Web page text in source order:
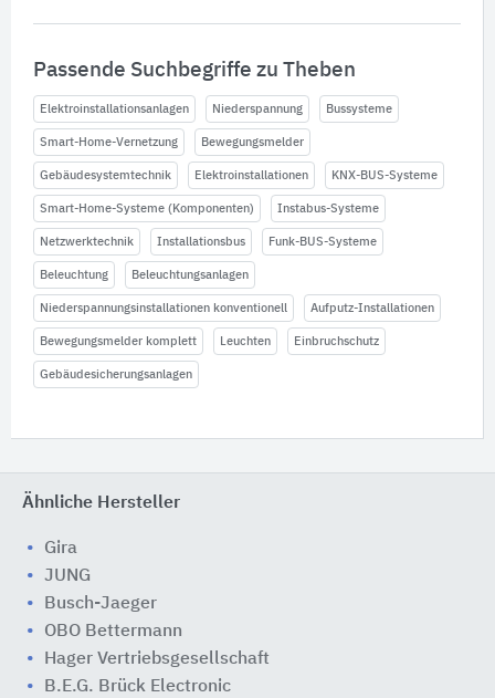
Passende Suchbegriffe zu Theben
Elektroinstallationsanlagen Niederspannung Bussysteme
Smart-Home-Vernetzung Bewegungsmelder
Gebäudesystemtechnik Elektroinstallationen KNX-BUS-Systeme
Smart-Home-Systeme (Komponenten) Instabus-Systeme
Netzwerktechnik Installationsbus Funk-BUS-Systeme
Beleuchtung Beleuchtungsanlagen
Niederspannungsinstallationen konventionell Aufputz-Installationen
Bewegungsmelder komplett Leuchten Einbruchschutz
Gebäudesicherungsanlagen
Ähnliche Hersteller
Gira
JUNG
Busch-Jaeger
OBO Bettermann
Hager Vertriebsgesellschaft
B.E.G. Brück Electronic